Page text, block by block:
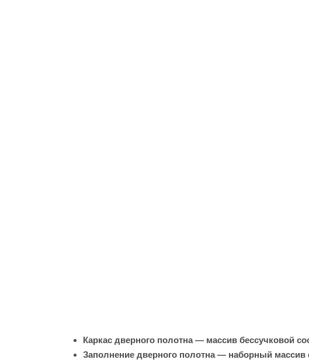
Каркас дверного полотна — массив бессучковой
Заполнение дверного полотна — наборный